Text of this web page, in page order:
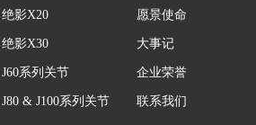
绝影X20
绝影X30
J60系列关节
J80 & J100系列关节
愿景使命
大事记
企业荣誉
联系我们